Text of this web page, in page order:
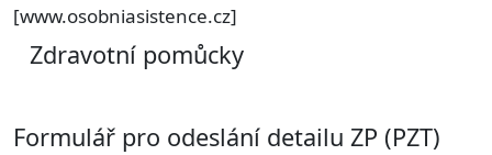
[www.osobniasistence.cz]
Zdravotní pomůcky
Formulář pro odeslání detailu ZP (PZT)